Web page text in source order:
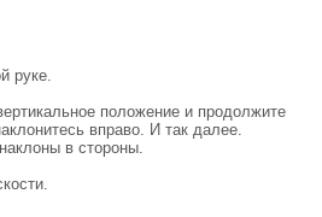
руке.
положение и продолжите
вправо. И так далее.
в стороны.